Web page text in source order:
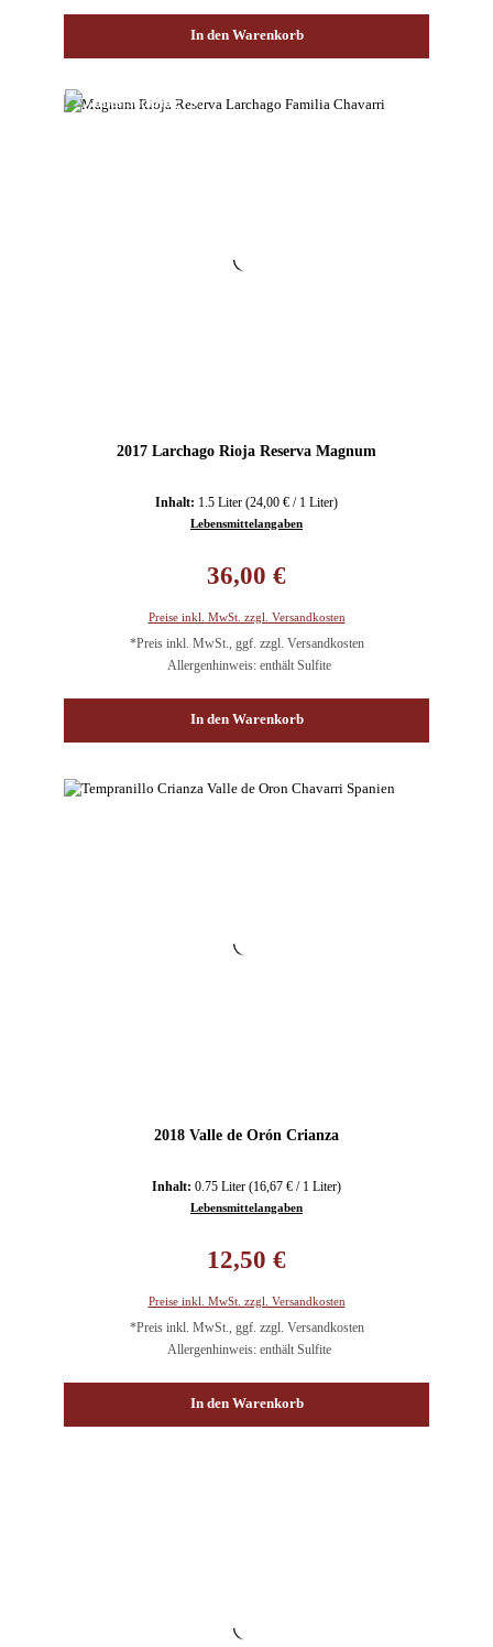
In den Warenkorb
2017 Larchago Rioja Reserva Magnum
Inhalt: 1.5 Liter (24,00 € / 1 Liter)
Lebensmittelangaben
36,00 €
Preise inkl. MwSt. zzgl. Versandkosten
*Preis inkl. MwSt., ggf. zzgl. Versandkosten
Allergenhinweis: enthält Sulfite
In den Warenkorb
2018 Valle de Orón Crianza
Inhalt: 0.75 Liter (16,67 € / 1 Liter)
Lebensmittelangaben
12,50 €
Preise inkl. MwSt. zzgl. Versandkosten
*Preis inkl. MwSt., ggf. zzgl. Versandkosten
Allergenhinweis: enthält Sulfite
In den Warenkorb